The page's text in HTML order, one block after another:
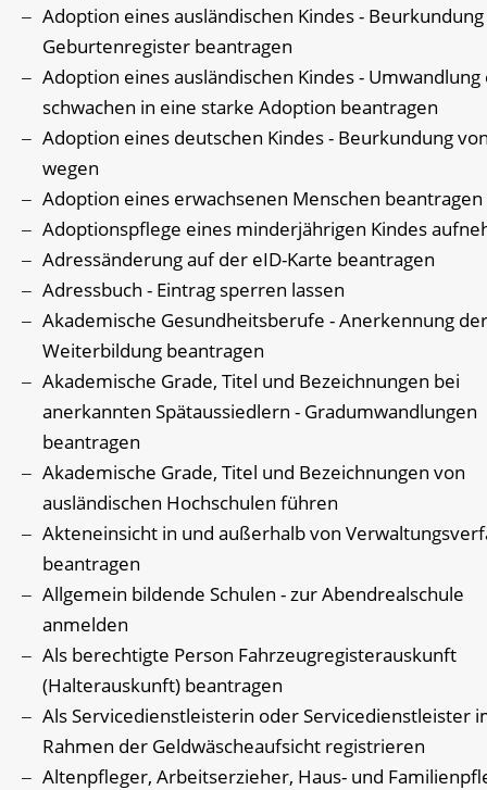
Adoption eines ausländischen Kindes -
Geburtenregister beantragen
Adoption eines ausländischen Kindes -
schwachen in eine starke Adoption beantragen
Adoption eines deutschen Kindes - Beurkundung
wegen
Adoption eines erwachsenen Menschen beantragen
Adoptionspflege eines minderjährigen Kindes
Adressänderung auf der eID-Karte beantragen
Adressbuch - Eintrag sperren lassen
Akademische Gesundheitsberufe - Anerkennung der
Weiterbildung beantragen
Akademische Grade, Titel und Bezeichnungen bei
anerkannten Spätaussiedlern - Gradumwandlungen
beantragen
Akademische Grade, Titel und Bezeichnungen von
ausländischen Hochschulen führen
Akteneinsicht in und außerhalb von
beantragen
Allgemein bildende Schulen - zur Abendrealschule
anmelden
Als berechtigte Person Fahrzeugregisterauskunft
(Halterauskunft) beantragen
Als Servicedienstleisterin oder Servicedienstleister
Rahmen der Geldwäscheaufsicht registrieren
Altenpfleger, Arbeitserzieher, Haus- und